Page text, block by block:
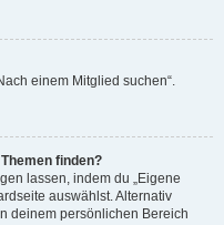
einem Mitglied suchen“.
finden?
lassen, indem du „Eigene
auswählst. Alternativ
deinem persönlichen Bereich